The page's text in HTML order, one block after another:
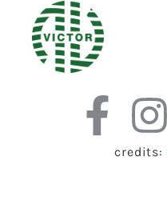
credits: